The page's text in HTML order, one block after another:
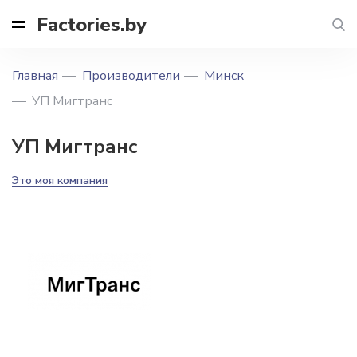
Factories.by
Главная Производители
Минск
УП Мигтранс
УП Мигтранс
Это моя компания